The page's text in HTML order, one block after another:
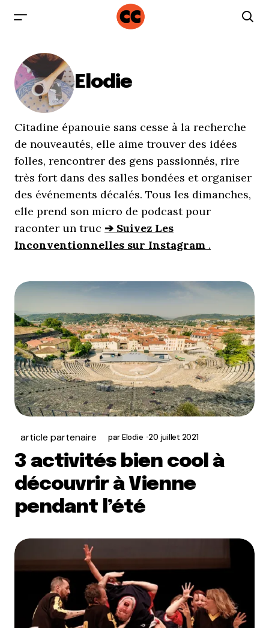
Elodie
Citadine épanouie sans cesse à la recherche
de nouveautés, elle aime trouver des idées
folles, rencontrer des gens passionnés, rire
très fort dans des salles bondées et organiser
des événements décalés. Tous les dimanches,
elle prend son micro de podcast pour
raconter un truc ➔ Suivez Les
Inconventionnelles sur Instagram .
article partenaire parElodie 20 juillet 2021
3 activités bien cool à
découvrir à Vienne
pendant l’été